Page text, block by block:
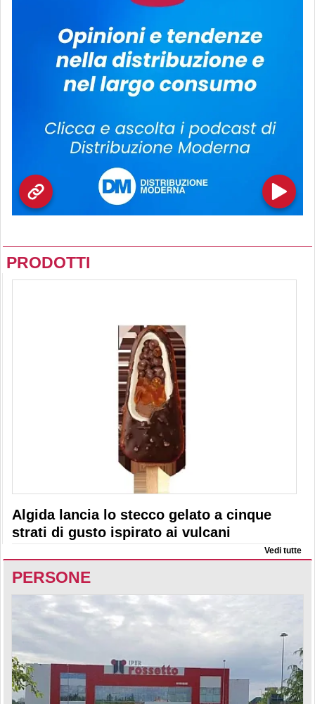
PRODOTTI
Algida lancia lo stecco gelato a cinque
strati di gusto ispirato ai vulcani
Vedi tutte
PERSONE